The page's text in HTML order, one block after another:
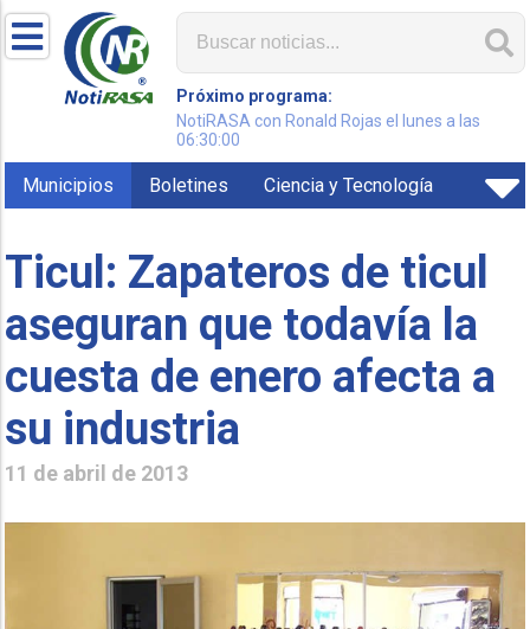
Próximo programa:
NotiRASA con Ronald Rojas el lunes a las
06:30:00
Municipios Boletines Ciencia y Tecnología
Ticul: Zapateros de ticul
aseguran que todavía la
cuesta de enero afecta a
su industria
11 de abril de 2013